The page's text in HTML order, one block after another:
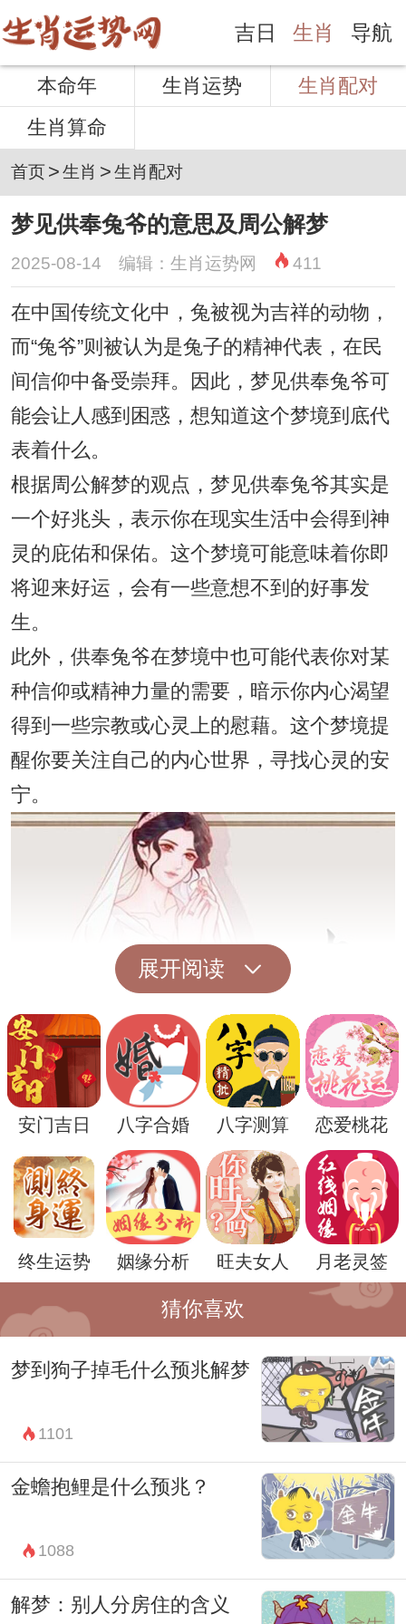
吉日 生肖 导航
本命年 生肖运势
生肖配对
生肖算命
首页>生肖 >生肖配对
梦见供奉兔爷的意思及周公解梦
2025-08-14 编辑：生肖运势网 411
在中国传统文化中，兔被视为吉祥的动物，
而“兔爷”则被认为是兔子的精神代表，在民
间信仰中备受崇拜。因此，梦见供奉兔爷可
能会让人感到困惑，想知道这个梦境到底代
表着什么。
根据周公解梦的观点，梦见供奉兔爷其实是
一个好兆头，表示你在现实生活中会得到神
灵的庇佑和保佑。这个梦境可能意味着你即
将迎来好运，会有一些意想不到的好事发
生。
此外，供奉兔爷在梦境中也可能代表你对某
种信仰或精神力量的需要，暗示你内心渴望
得到一些宗教或心灵上的慰藉。这个梦境提
醒你要关注自己的内心世界，寻找心灵的安
宁。
另一种解读是，梦见供奉兔爷还可能意味着
你即将面对一些烦恼或困难，但神灵的庇佑
会让你化险为夷。这个梦境是在提醒你即使
遇到挑战也要笃信自己的运气和实力。
无论如何，梦见供奉兔爷都是一个神秘而充
满吉祥意义的梦境，不妨在日常生活中多加
留意兔子或兔爷的出现，或许会有意想不到
的收获。同时也要学会倾听自己内心的声
音，寻找心灵的慰藉。
展开阅读
安门吉日 八字合婚 八字测算 恋爱桃花
终生运势 姻缘分析 旺夫女人 月老灵签
猜你喜欢
梦到狗子掉毛什么预兆解梦
1101
金蟾抱鲤是什么预兆？
1088
解梦：别人分房住的含义